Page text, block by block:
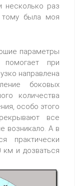
раз
тому была моя
параметры
при
направлена
боковых
количества
особо этого
все
возникало. А в
практически
км и дозваться